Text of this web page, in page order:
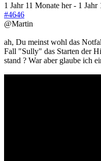
1 Jahr 11 Monate her- 1 Jahr
#4646
@Martin
ah, Du meinst wohl das
Fall "Sully" das Starten der
stand ? War aber glaube ich